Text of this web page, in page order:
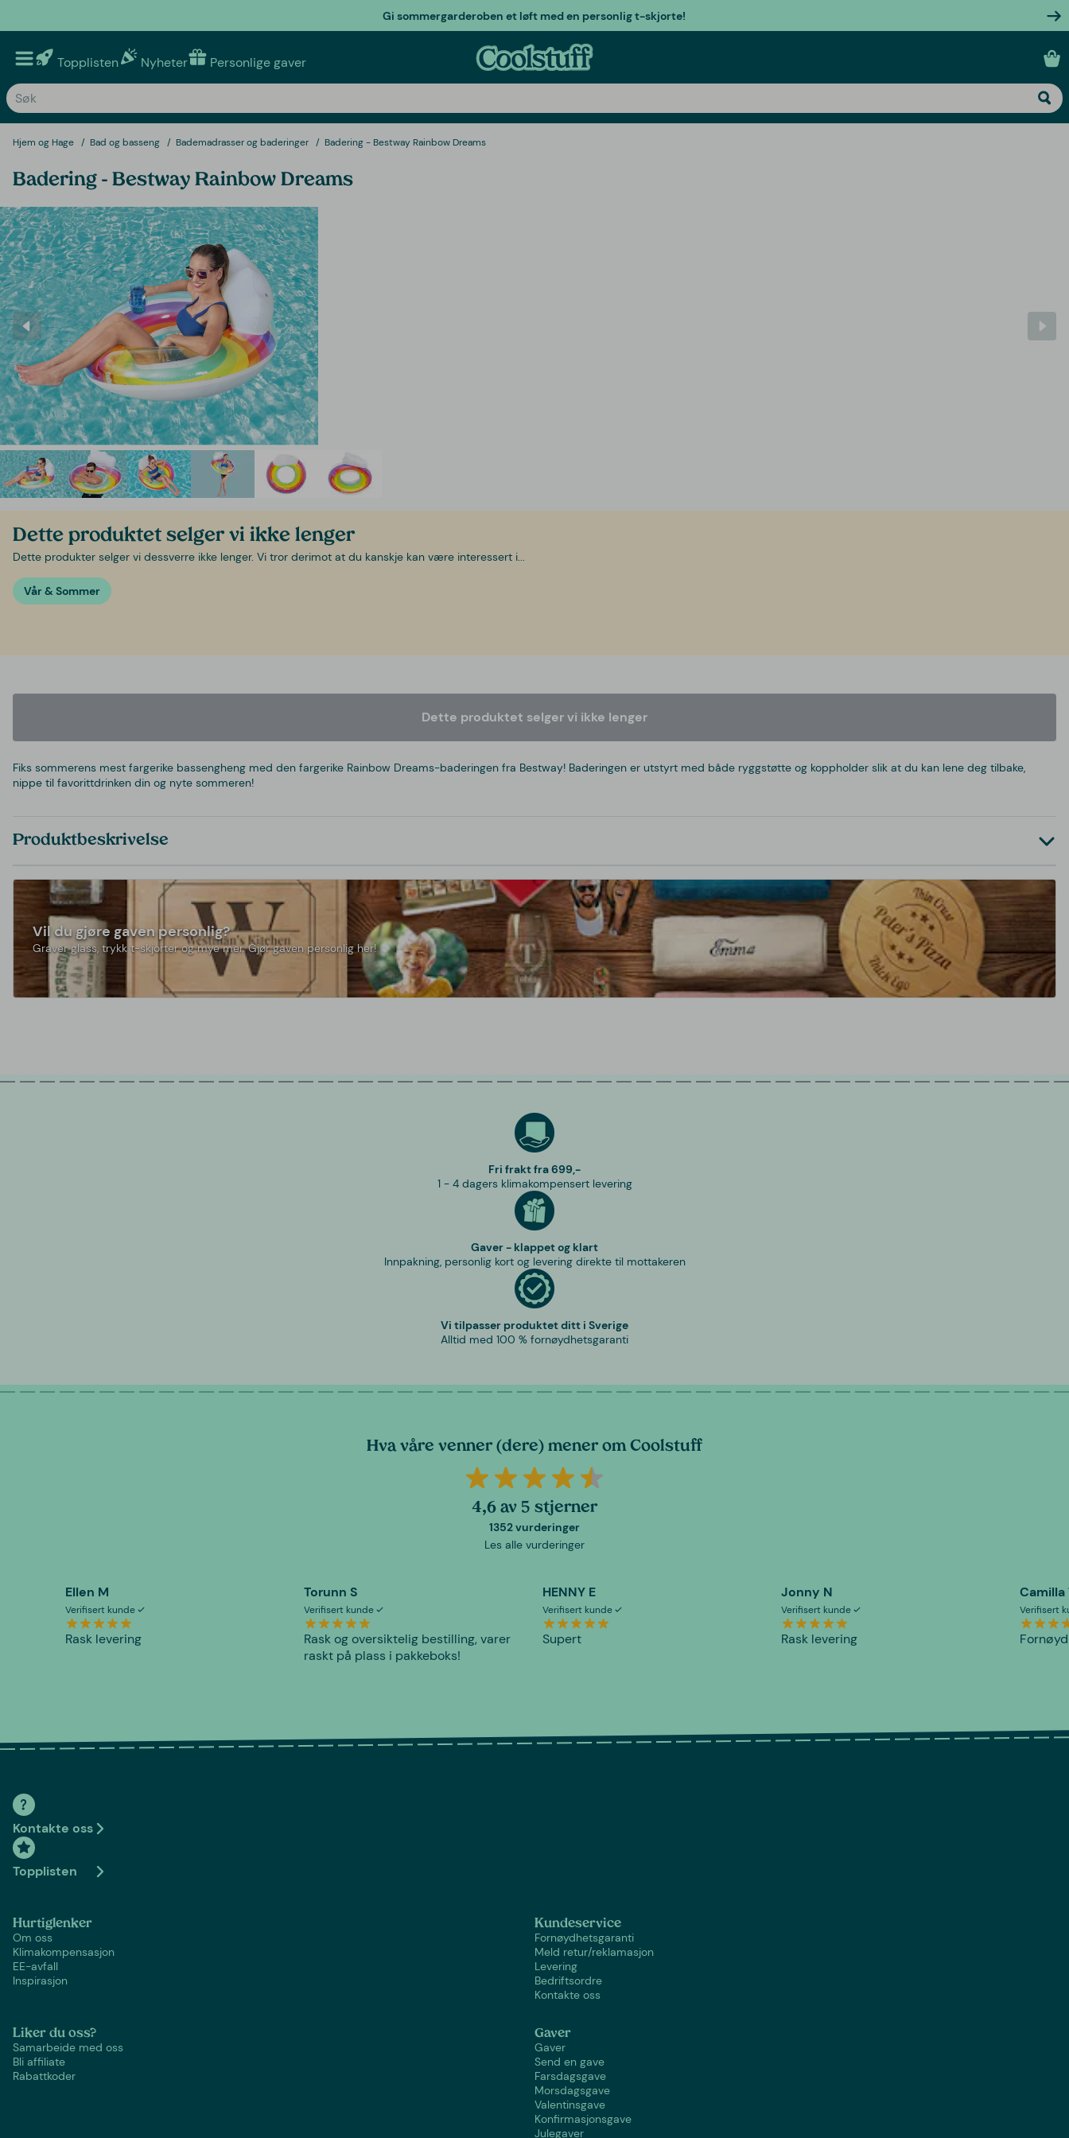
Gi sommergarderoben et løft med en personlig t-skjorte!
Topplisten Nyheter Personlige gaver
Hjem og Hage Bad og basseng Bademadrasser og baderinger Badering - Bestway Rainbow Dreams
Badering - Bestway Rainbow Dreams
Dette produktet selger vi ikke lenger
Dette produkter selger vi dessverre ikke lenger. Vi tror derimot at du kanskje kan være interessert i...
Vår & Sommer
Dette produktet selger vi ikke lenger
Fiks sommerens mest fargerike bassengheng med den fargerike Rainbow Dreams-baderingen fra Bestway! Baderingen er utstyrt med både ryggstøtte og koppholder slik at du kan lene deg tilbake,
nippe til favorittdrinken din og nyte sommeren!
Produktbeskrivelse
Vil du gjøre gaven personlig?
Graver glass, trykk t-skjorter og mye mer. Gjør gaven personlig her!
Fri frakt fra 699,-
1 - 4 dagers klimakompensert levering
Gaver - klappet og klart
Innpakning, personlig kort og levering direkte til mottakeren
Vi tilpasser produktet ditt i Sverige
Alltid med 100 % fornøydhetsgaranti
Hva våre venner (dere) mener om Coolstuff
4,6 av 5 stjerner
1352 vurderinger
Les alle vurderinger
Ellen M
Verifisert kunde
Rask levering
Torunn S
Verifisert kunde
Rask og oversiktelig bestilling, varer
raskt på plass i pakkeboks!
HENNY E
Verifisert kunde
Supert
Jonny N
Verifisert kunde
Rask levering
Camilla
Verifisert
Fornøyd
Kontakte oss
Topplisten
Hurtiglenker
Om oss
Klimakompensasjon
EE-avfall
Inspirasjon
Kundeservice
Fornøydhetsgaranti
Meld retur/reklamasjon
Levering
Bedriftsordre
Kontakte oss
Liker du oss?
Samarbeide med oss
Bli affiliate
Rabattkoder
Gaver
Gaver
Send en gave
Farsdagsgave
Morsdagsgave
Valentinsgave
Konfirmasjonsgave
Julegaver